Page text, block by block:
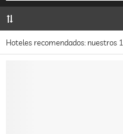
Hoteles recomendados: nuestros